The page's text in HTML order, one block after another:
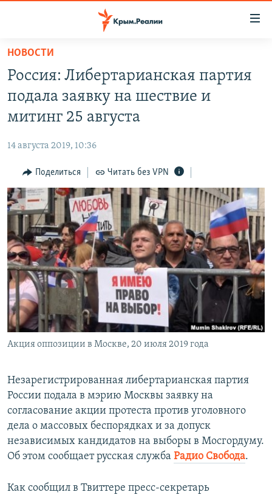
Вернуться
основному
содержанию
главной
навигации
Вернутся
поиску
11 ЛЕТ ОККУПАЦИИ КРЫМА. 11 ИСТОРИЙ СОПРОТИВЛЕНИЯ
ЕЩЕ
ИНТЕРАКТИВ
ИНФОГРАФИКА
ТЕЛЕПРОЕКТ КРЫМ.РЕАЛИИ
СОВЕТЫ ПРАВОЗАЩИТНИКОВ
ПРОПАВШИЕ БЕЗ ВЕСТИ
ПОБЕДИТЕЛЕЙ НЕ СУДЯТ?
КРЫМ.НЕПОКОРЕННЫЙ
ELIFBE
УКРАИНСКАЯ ПРОБЛЕМА КРЫМА
РАДІО СВОБОДА
КАК ОБОЙТИ БЛОКИРОВКУ
Українською
Qırımtatar
ПРИСОЕДИНЯЙТЕСЬ!
НОВОСТИ
Россия: Либертарианская партия
подала заявку на шествие и
митинг 25 августа
14 августа 2019, 10:36
Поделиться Читать без VPN
Акция оппозиции в Москве, 20 июля 2019 года
Незарегистрированная либертарианская партия
России подала в мэрию Москвы заявку на
согласование акции протеста против уголовного
дела о массовых беспорядках и за допуск
независимых кандидатов на выборы в Мосгордуму.
Об этом сообщает русская служба Радио Свобода.
Как сообщил в Твиттере пресс-секретарь